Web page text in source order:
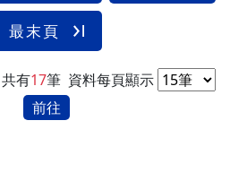
最末頁
共有17筆 資料每頁顯示
前往